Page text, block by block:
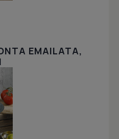
EMAILATA,